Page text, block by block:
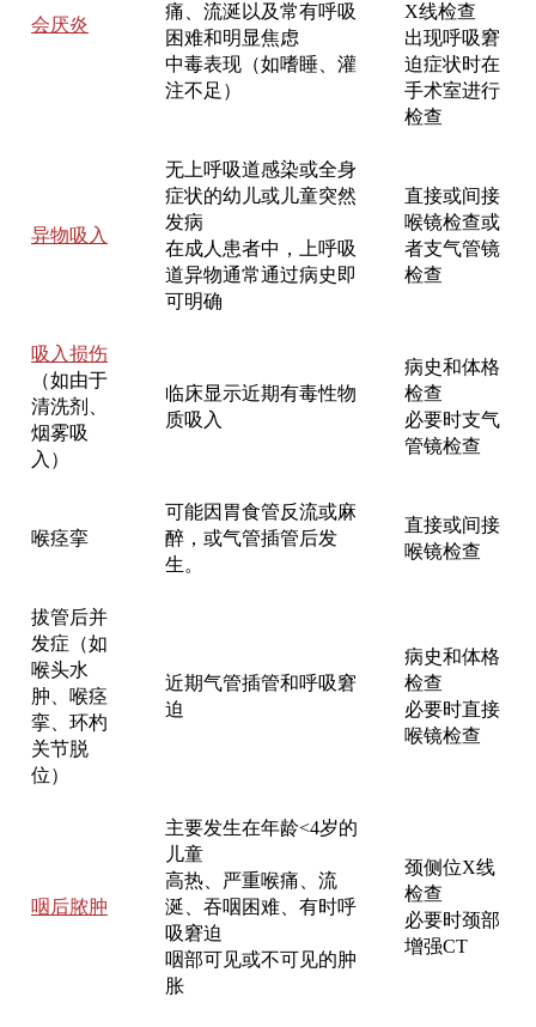
会厌炎
痛、流涎以及常有呼吸
困难和明显焦虑
中毒表现（如嗜睡、灌
注不足）
X线检查
出现呼吸窘
迫症状时在
手术室进行
检查
异物吸入
无上呼吸道感染或全身
症状的幼儿或儿童突然
发病
在成人患者中，上呼吸
道异物通常通过病史即
可明确
直接或间接
喉镜检查或
者支气管镜
检查
吸入损伤
（如由于
清洗剂、
烟雾吸
入）
临床显示近期有毒性物
质吸入
病史和体格
检查
必要时支气
管镜检查
喉痉挛
可能因胃食管反流或麻
醉，或气管插管后发
生。
直接或间接
喉镜检查
拔管后并
发症（如
喉头水
肿、喉痉
挛、环杓
关节脱
位）
近期气管插管和呼吸窘
迫
病史和体格
检查
必要时直接
喉镜检查
咽后脓肿
主要发生在年龄<4岁的
儿童
高热、严重喉痛、流
涎、吞咽困难、有时呼
吸窘迫
咽部可见或不可见的肿
胀
颈侧位X线
检查
必要时颈部
增强CT